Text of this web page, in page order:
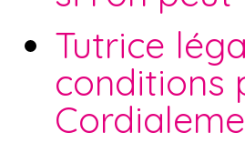
Tutrice
conditions